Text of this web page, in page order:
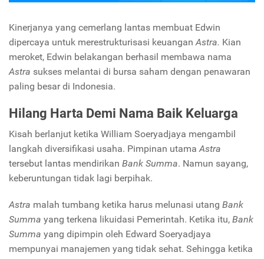
Kinerjanya yang cemerlang lantas membuat Edwin
dipercaya untuk merestrukturisasi keuangan Astra. Kian
meroket, Edwin belakangan berhasil membawa nama
Astra sukses melantai di bursa saham dengan penawaran
paling besar di Indonesia.
Hilang Harta Demi Nama Baik Keluarga
Kisah berlanjut ketika William Soeryadjaya mengambil
langkah diversifikasi usaha. Pimpinan utamaAstra
tersebut lantas mendirikan Bank Summa. Namun sayang,
keberuntungan tidak lagi berpihak.
Astra malah tumbang ketika harus melunasi utang Bank
Summa yang terkena likuidasi Pemerintah. Ketika itu, Bank
Summa yang dipimpin oleh Edward Soeryadjaya
mempunyai manajemen yang tidak sehat. Sehingga ketika